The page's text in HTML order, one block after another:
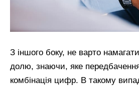
З іншого боку, не варто
долю, знаючи, яке
комбінація цифр. В такому